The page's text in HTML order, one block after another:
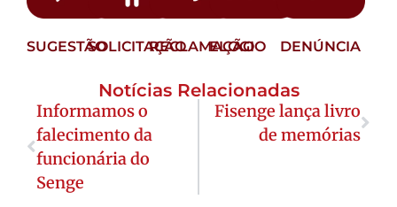
SUGESTÃOSOLICITAÇÃORECLAMAÇÃO
ELOGIO DENÚNCIA
Notícias Relacionadas
Informamos o
falecimento da
funcionária do
Senge
Fisenge lança livro
de memórias